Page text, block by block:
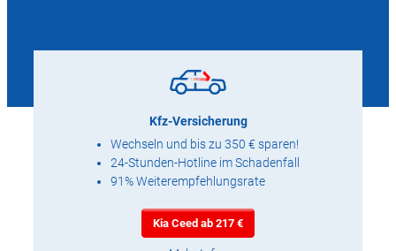
Kfz-Versicherung
Wechseln und bis zu 350 € sparen!
24-Stunden-Hotline im Schadenfall
91% Weiterempfehlungsrate
Kia Ceed ab 217 €